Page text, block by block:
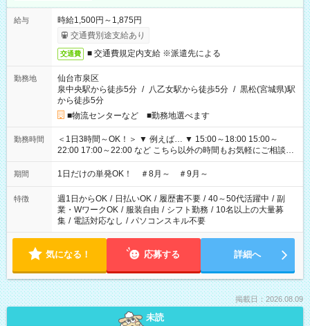
給与
時給1,500円～1,875円
交通費別途支給あり
交通費 ■ 交通費規定内支給 ※派遣先による
勤務地
仙台市泉区
泉中央駅から徒歩5分 / 八乙女駅から徒歩5分 / 黒松(宮城県)駅
から徒歩5分
■物流センターなど ■勤務地選べます
勤務時間
＜1日3時間～OK！＞ ▼ 例えば… ▼ 15:00～18:00 15:00～
22:00 17:00～22:00 など こちら以外の時間もお気軽にご相談く
ださい！
期間 1日だけの単発OK！ ＃8月～ ＃9月～
特徴 週1日からOK / 日払いOK / 履歴書不要 / 40～50代活躍中 / 副
業・WワークOK / 服装自由 / シフト勤務 / 10名以上の大量募
集 / 電話対応なし / パソコンスキル不要
気になる！ 応募する 詳細へ
掲載日：2026.08.09
未読